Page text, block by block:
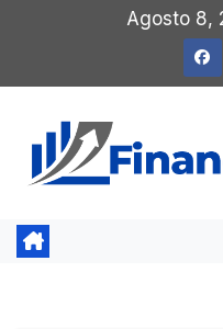
contenido
Agosto 8,